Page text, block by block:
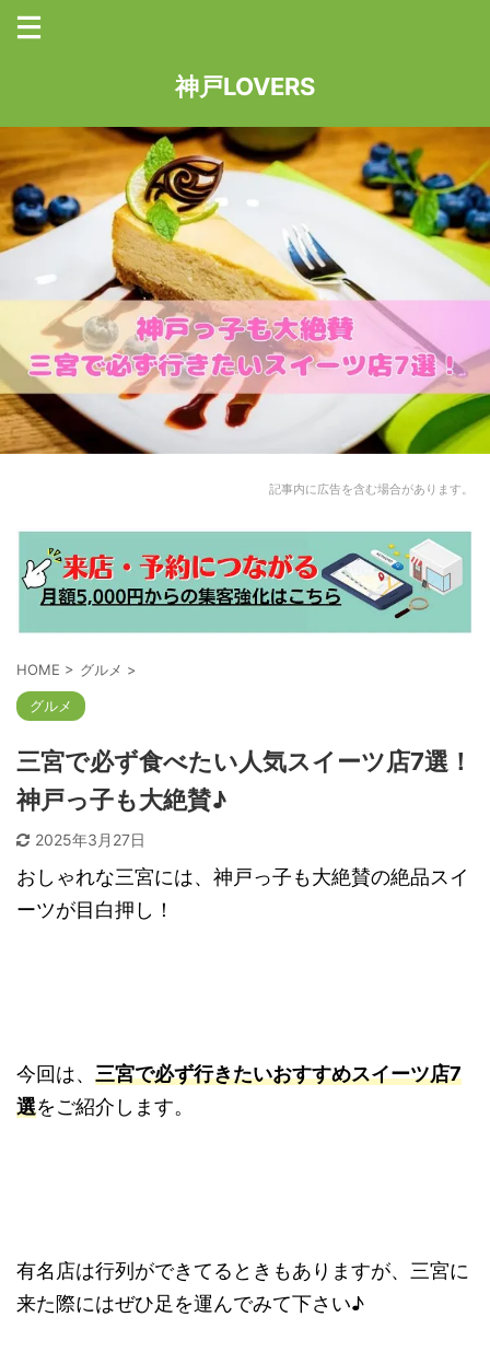
神戸LOVERS
記事内に広告を含む場合があります。
HOME > グルメ >
グルメ
三宮で必ず食べたい人気スイーツ店7選！
神戸っ子も大絶賛♪
2025年3月27日
おしゃれな三宮には、神戸っ子も大絶賛の絶品スイ
ーツが目白押し！
今回は、 三宮で必ず行きたいおすすめスイーツ店7
選をご紹介します。
有名店は行列ができてるときもありますが、三宮に
来た際にはぜひ足を運んでみて下さい♪